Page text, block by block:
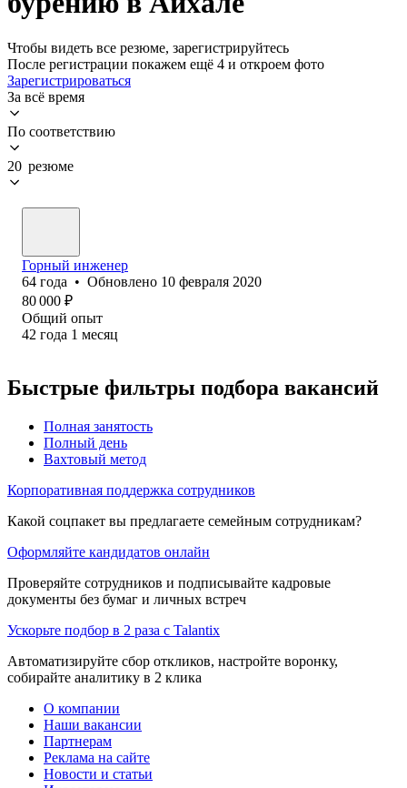
Чтобы видеть все резюме, зарегистрируйтесь
После регистрации покажем ещё 4 и откроем фото
Зарегистрироваться
За всё время
По соответствию
20 резюме
Горный инженер
64 года • Обновлено 10 февраля 2020
80 000 ₽
Общий опыт
42 года 1 месяц
Быстрые фильтры подбора вакансий
Полная занятость
Полный день
Вахтовый метод
Корпоративная поддержка сотрудников
Какой соцпакет вы предлагаете семейным сотрудникам?
Оформляйте кандидатов онлайн
Проверяйте сотрудников и подписывайте кадровые
документы без бумаг и личных встреч
Ускорьте подбор в 2 раза с Talantix
Автоматизируйте сбор откликов, настройте воронку,
собирайте аналитику в 2 клика
О компании
Наши вакансии
Партнерам
Реклама на сайте
Новости и статьи